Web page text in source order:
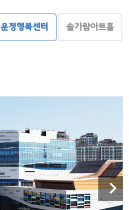
운정행복센터 솔가람아트홀